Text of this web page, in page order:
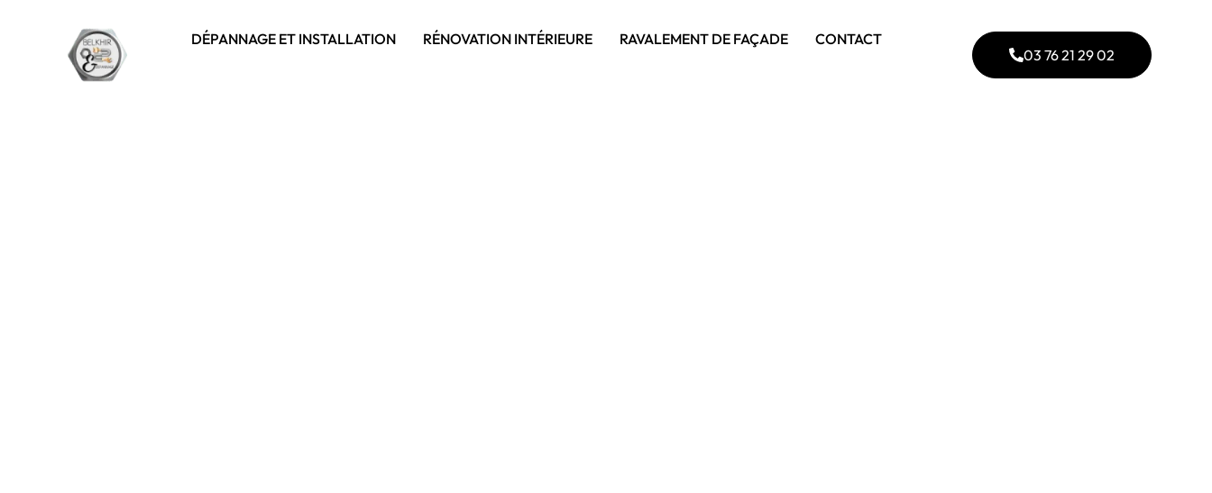
DÉPANNAGE ET INSTALLATION RÉNOVATION INTÉRIEURE RAVALEMENT DE FAÇADE
CONTACT
03 76 21 29 02